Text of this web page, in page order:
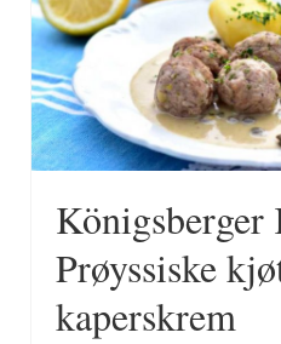
Königsberger
Prøyssiske
kaperskrem